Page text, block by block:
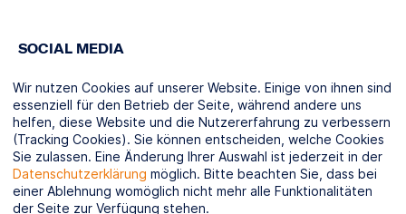
SOCIAL MEDIA
KOOPERATIONSPARTNER
Wir nutzen Cookies auf unserer Website. Einige von ihnen sind
essenziell für den Betrieb der Seite, während andere uns
helfen, diese Website und die Nutzererfahrung zu verbessern
(Tracking Cookies). Sie können entscheiden, welche Cookies
Sie zulassen. Eine Änderung Ihrer Auswahl ist jederzeit in der
Datenschutzerklärung möglich. Bitte beachten Sie, dass bei
einer Ablehnung womöglich nicht mehr alle Funktionalitäten
der Seite zur Verfügung stehen.